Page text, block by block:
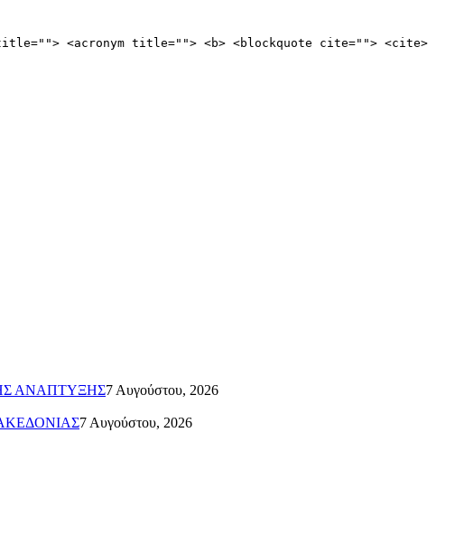
<acronym title=""> <b> <blockquote cite=""> <cite>
ΑΝΑΠΤΥΞΗΣ7 Αυγούστου, 2026
7 Αυγούστου, 2026